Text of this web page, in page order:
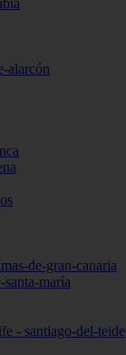
alarcón
de-gran-canaria
maría
- santiago-del-teide